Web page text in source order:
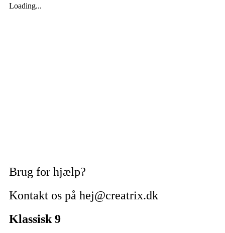
Loading...
Brug for hjælp?
Kontakt os på hej@creatrix.dk
Klassisk 9